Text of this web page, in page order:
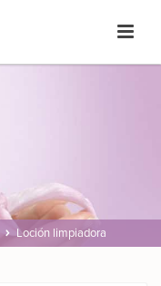
Loción limpiadora